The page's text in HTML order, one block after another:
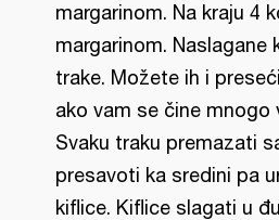
margarinom. Na kraju 4
margarinom. Naslagane
trake. Možete ih i
ako vam se čine mnogo
Svaku traku premazati
presavoti ka sredini pa
kiflice. Kiflice slagati u